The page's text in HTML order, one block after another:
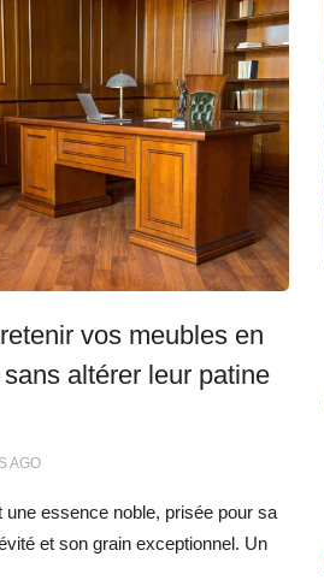
vos meubles en
altérer leur patine
AGO
essence noble, prisée pour sa
et son grain exceptionnel. Un